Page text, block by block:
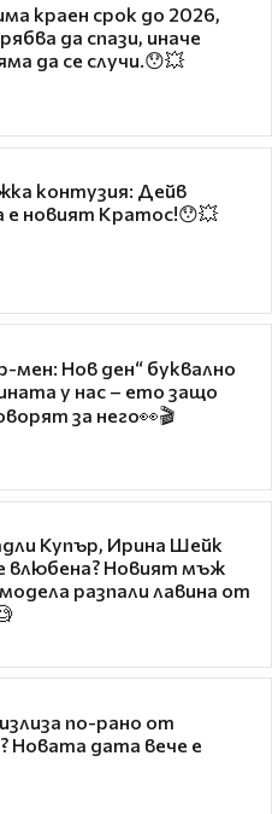
краен срок до 2026,
да спази, иначе
да се случи.😯💥
контузия: Дейв
е новият Кратос!😯💥
мен: Нов ден“ буквално
у нас – ето защо
за него👀🎬
Купър, Ирина Шейк
влюбена? Новият мъж
разпали лавина от
по-рано от
Новата дата вече е